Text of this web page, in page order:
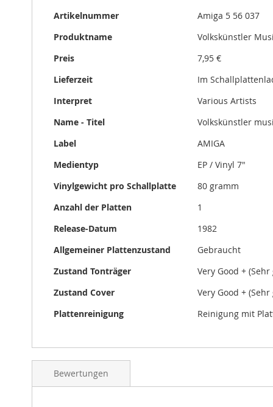
Mehr
Artikelnummer
Amiga 5 56 037
Produktname
Volkskünstler
Preis
7,95 €
Lieferzeit
Im
Interpret
Various Artists
Name - Titel
Volkskünstler
Label
AMIGA
Medientyp
EP / Vinyl 7"
Vinylgewicht pro Schallplatte
80 gramm
Anzahl der Platten
1
Release-Datum
1982
Allgemeiner Plattenzustand
Gebraucht
Zustand Tonträger
Very Good + (Sehr
Zustand Cover
Very Good + (Sehr
Plattenreinigung
Reinigung mit
Bewertungen